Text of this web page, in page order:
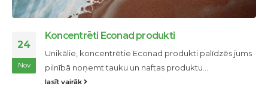
24
Nov
Koncentrēti Econad produkti
Unikālie, koncentrētie Econad produkti palīdzēs jums
pilnībā noņemt tauku un naftas produktu...
lasīt vairāk